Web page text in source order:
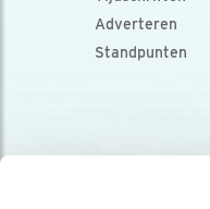
Adverteren
Standpunten